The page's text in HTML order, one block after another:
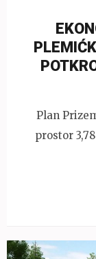
Plan
prostor